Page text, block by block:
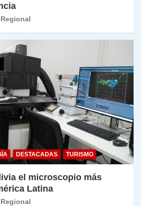
DESTACADAS TURISMO
el microscopio más
Latina